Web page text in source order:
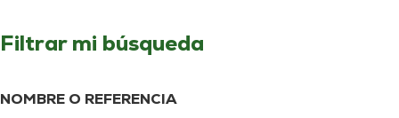
Filtrar mi búsqueda
NOMBRE O REFERENCIA